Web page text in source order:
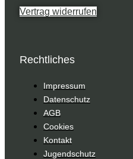
Vertrag widerrufen
Rechtliches
Impressum
Datenschutz
AGB
Cookies
Kontakt
Jugendschutz